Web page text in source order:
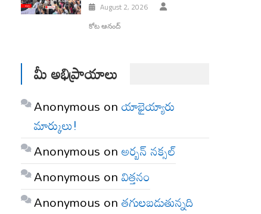
August 2, 2026
కోట ఆనంద్
మీ అభిప్రాయాలు
Anonymous onయాభైయ్యారు
మార్కులు!
Anonymous onఅర్బన్ నక్సల్
Anonymous onవిత్తనం
Anonymous onతగులబడుతున్నది